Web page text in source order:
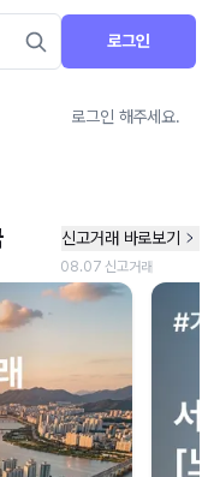
로그인
로그인 해주세요.